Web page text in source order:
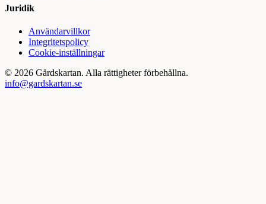
Juridik
Användarvillkor
Integritetspolicy
Cookie-inställningar
© 2026 Gårdskartan. Alla rättigheter förbehållna.
info@gardskartan.se